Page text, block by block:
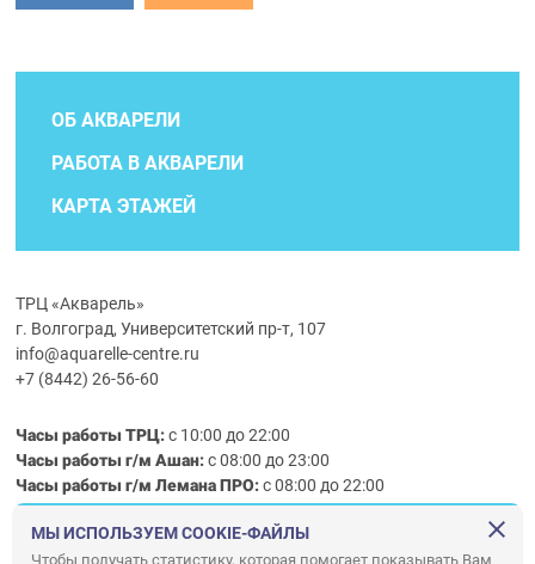
ОБ АКВАРЕЛИ
РАБОТА В АКВАРЕЛИ
КАРТА ЭТАЖЕЙ
ТРЦ «Акварель»
г. Волгоград, Университетский пр-т, 107
info@aquarelle-centre.ru
+7 (8442) 26-56-60
Часы работы ТРЦ:с 10:00 до 22:00
Часы работы г/м Ашан:с 08:00 до 23:00
Часы работыг/мЛемана ПРО:с 08:00 до 22:00
Правила посещения ТРЦ «Акварель»
МЫ ИСПОЛЬЗУЕМ COOKIE-ФАЙЛЫ
Чтобы получать статистику, которая помогает показывать Вам